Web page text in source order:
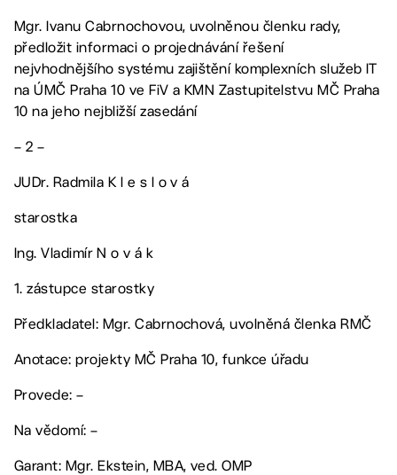
Mgr. Ivanu Cabrnochovou, uvolněnou členku rady,
předložit informaci o projednávání řešení
nejvhodnějšího systému zajištění komplexních služeb IT
na ÚMČ Praha 10 ve FiV a KMN Zastupitelstvu MČ Praha
10 na jeho nejbližší zasedání
– 2 –
JUDr. Radmila K l e s l o v á
starostka
Ing. Vladimír N o v á k
1. zástupce starostky
Předkladatel: Mgr. Cabrnochová, uvolněná členka RMČ
Anotace: projekty MČ Praha 10, funkce úřadu
Provede: –
Na vědomí: –
Garant: Mgr. Ekstein, MBA, ved. OMP